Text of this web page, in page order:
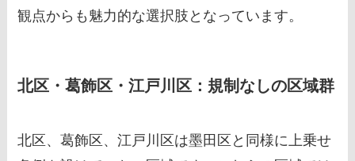
観点からも魅力的な選択肢となっています。
北区・葛飾区・江戸川区：規制なしの区域群
北区、葛飾区、江戸川区は墨田区と同様に上乗せ